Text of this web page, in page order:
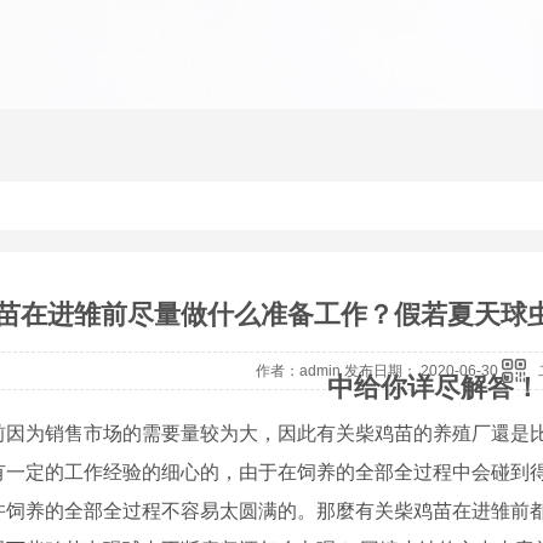
在进雏前尽量做什么准备工作？假若夏天球
中给你详尽解答！
作者：admin 发布日期： 2020-06-30
销售市场的需要量较为大，因此有关柴鸡苗的养殖厂還是
一定的工作经验的细心的，由于在饲养的全部全过程中会碰到
饲养的全部全过程不容易太圆满的。那麼有关柴鸡苗在进雏前